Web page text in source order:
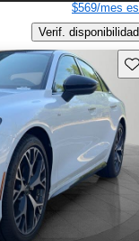
$569/mes
Verif. disponibilidad